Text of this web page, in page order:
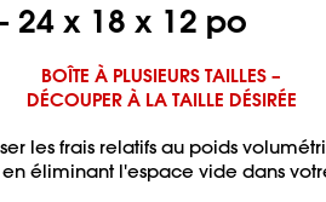
24 x 18 x 12 po
BOÎTE À PLUSIEURS TAILLES –
DÉCOUPER À LA TAILLE DÉSIRÉE
les frais relatifs au poids
en éliminant l'espace vide dans